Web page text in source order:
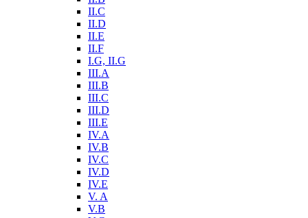
II.C
II.D
II.E
II.F
I.G, II.G
III.A
III.B
III.C
III.D
III.E
IV.A
IV.B
IV.C
IV.D
IV.E
V. A
V.B